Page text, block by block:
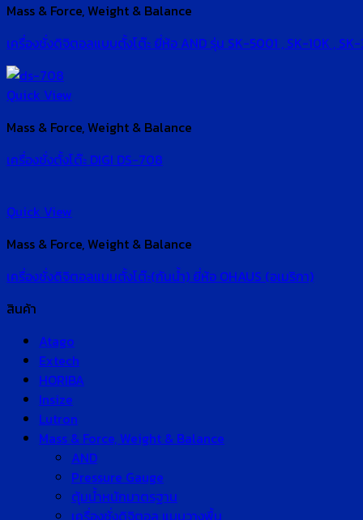
Mass & Force, Weight & Balance
เครื่องชั่งดิจิตอลแบบตั้งโต๊ะ ยี่ห้อ AND รุ่น SK-5001 , SK-10K ,
Quick View
Mass & Force, Weight & Balance
เครื่องชั่งตั้งโต๊ะ DIGI DS-708
Quick View
Mass & Force, Weight & Balance
เครื่องชั่งดิจิตอลแบบตั้งโต๊ะ(กันน้ำ) ยี่ห้อ OHAUS (อเมริกา)
สินค้า
Atago
Extech
HORIBA
Insize
Lutron
Mass & Force, Weight & Balance
AND
Pressure Gauge
ตุ้มน้ำหนักมาตรฐาน
เครื่องชั่งดิจิตอล แบบวางพื้น